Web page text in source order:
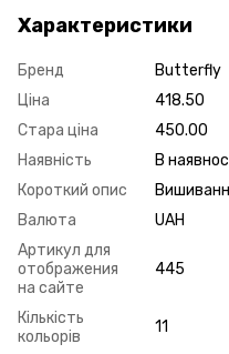
Характеристики
Бренд
Butterfly
Ціна
418.50
Стара ціна
450.00
Наявність
В
Короткий опис
Валюта
UAH
Артикул для
отображения
на сайте
445
Кількість
кольорів
11